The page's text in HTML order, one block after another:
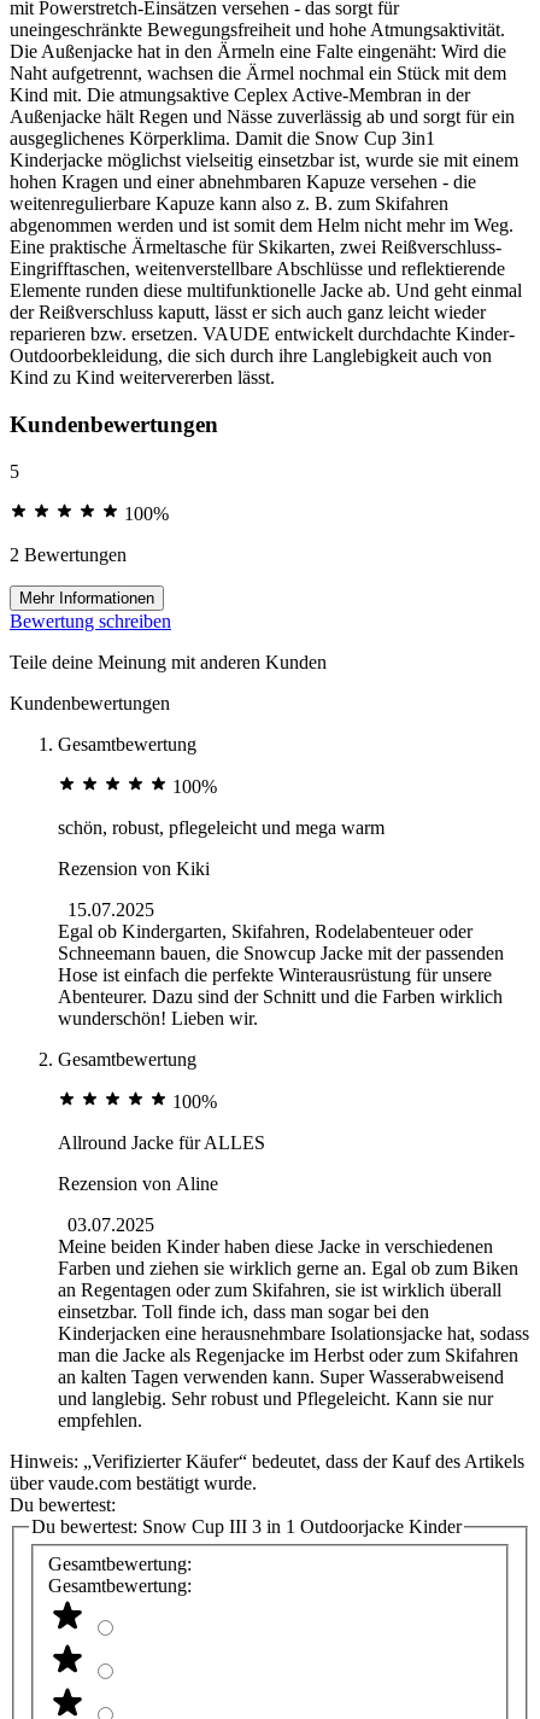
mit Powerstretch-Einsätzen versehen - das sorgt für
uneingeschränkte Bewegungsfreiheit und hohe Atmungsaktivität.
Die Außenjacke hat in den Ärmeln eine Falte eingenäht: Wird die
Naht aufgetrennt, wachsen die Ärmel nochmal ein Stück mit dem
Kind mit. Die atmungsaktive Ceplex Active-Membran in der
Außenjacke hält Regen und Nässe zuverlässig ab und sorgt für ein
ausgeglichenes Körperklima. Damit die Snow Cup 3in1
Kinderjacke möglichst vielseitig einsetzbar ist, wurde sie mit einem
hohen Kragen und einer abnehmbaren Kapuze versehen - die
weitenregulierbare Kapuze kann also z. B. zum Skifahren
abgenommen werden und ist somit dem Helm nicht mehr im Weg.
Eine praktische Ärmeltasche für Skikarten, zwei Reißverschluss-
Eingrifftaschen, weitenverstellbare Abschlüsse und reflektierende
Elemente runden diese multifunktionelle Jacke ab. Und geht einmal
der Reißverschluss kaputt, lässt er sich auch ganz leicht wieder
reparieren bzw. ersetzen. VAUDE entwickelt durchdachte Kinder-
Outdoorbekleidung, die sich durch ihre Langlebigkeit auch von
Kind zu Kind weitervererben lässt.
Kundenbewertungen
5
100%
2 Bewertungen
Mehr Informationen
Bewertung schreiben
Teile deine Meinung mit anderen Kunden
Kundenbewertungen
Gesamtbewertung
100%
schön, robust, pflegeleicht und mega warm
Rezension von Kiki
15.07.2025
Egal ob Kindergarten, Skifahren, Rodelabenteuer oder
Schneemann bauen, die Snowcup Jacke mit der passenden
Hose ist einfach die perfekte Winterausrüstung für unsere
Abenteurer. Dazu sind der Schnitt und die Farben wirklich
wunderschön! Lieben wir.
Gesamtbewertung
100%
Allround Jacke für ALLES
Rezension von Aline
03.07.2025
Meine beiden Kinder haben diese Jacke in verschiedenen
Farben und ziehen sie wirklich gerne an. Egal ob zum Biken
an Regentagen oder zum Skifahren, sie ist wirklich überall
einsetzbar. Toll finde ich, dass man sogar bei den
Kinderjacken eine herausnehmbare Isolationsjacke hat, sodass
man die Jacke als Regenjacke im Herbst oder zum Skifahren
an kalten Tagen verwenden kann. Super Wasserabweisend
und langlebig. Sehr robust und Pflegeleicht. Kann sie nur
empfehlen.
Hinweis: „Verifizierter Käufer“ bedeutet, dass der Kauf des Artikels
über vaude.com bestätigt wurde.
Du bewertest:
Du bewertest: Snow Cup III 3 in 1 Outdoorjacke Kinder
Gesamtbewertung:
Gesamtbewertung: